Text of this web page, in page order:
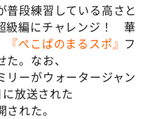
普段練習している高さと
級編にチャレンジ！ 華
『ぺこぱのまるスポ』 フ
。なお、
リーがウォータージャン
放送された
された。